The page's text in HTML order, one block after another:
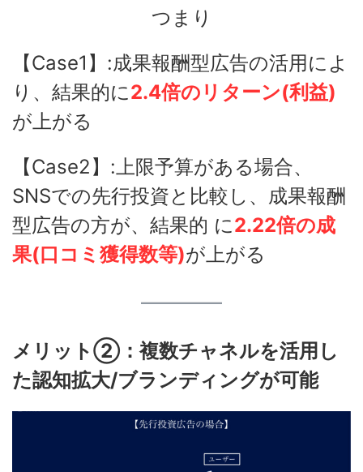
つまり
【Case1】:成果報酬型広告の活用によ
り、結果的に2.4倍のリターン(利益)
が上がる
【Case2】:上限予算がある場合、
SNSでの先行投資と比較し、成果報酬
型広告の方が、結果的 に2.22倍の成
果(口コミ獲得数等)が上がる
メリット②：複数チャネルを活用し
た認知拡大/ブランディングが可能